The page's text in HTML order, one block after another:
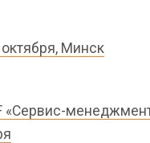
Минск
«Сервис-